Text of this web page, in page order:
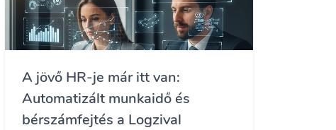
A jövő HR-je már itt van:
Automatizált munkaidő és
bérszámfejtés a Logzival